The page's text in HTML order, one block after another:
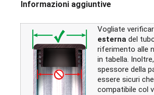
Informazioni aggiuntive
Vogliate
esterna del
riferimento alle
in tabella.
spessore della
essere sicuri
compatibile col